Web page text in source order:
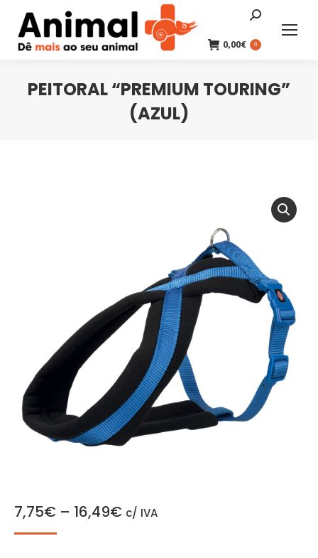
Search:
0,00€ 0
PEITORAL “PREMIUM TOURING”
(AZUL)
7,75€ – 16,49€ c/ IVA